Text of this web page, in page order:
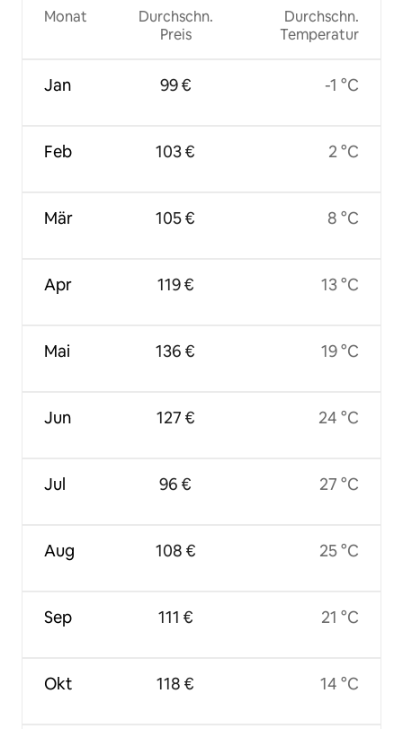
Monat
Jan
Feb
Mär
Apr
Mai
Jun
Jul
Aug
Sep
Okt
Durchschn.
Preis
99 €
103 €
105 €
119 €
136 €
127 €
96 €
108 €
111 €
118 €
Durchschn.
Temperatur
-1 °C
2 °C
8 °C
13 °C
19 °C
24 °C
27 °C
25 °C
21 °C
14 °C